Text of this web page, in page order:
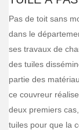
Pas de toit sans
dans le
ses travaux de
des tuiles
partie des
ce couvreur
deux premiers
tuiles pour que la